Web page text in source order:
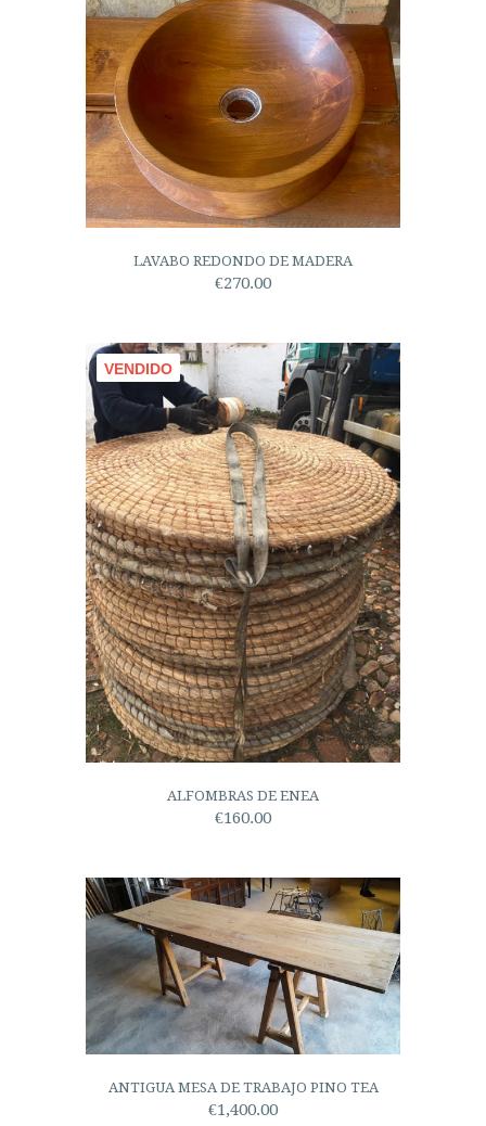
LAVABO REDONDO DE MADERA
€270.00
VENDIDO
ALFOMBRAS DE ENEA
€160.00
ANTIGUA MESA DE TRABAJO PINO TEA
€1,400.00